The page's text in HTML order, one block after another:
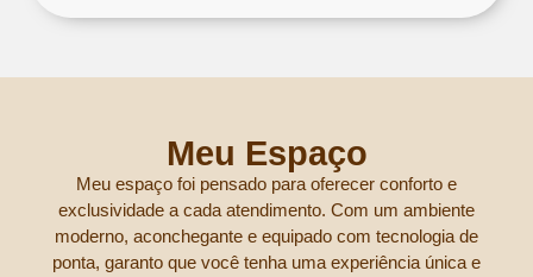
Meu Espaço
Meu espaço foi pensado para oferecer conforto e
exclusividade a cada atendimento. Com um ambiente
moderno, aconchegante e equipado com tecnologia de
ponta, garanto que você tenha uma experiência única e